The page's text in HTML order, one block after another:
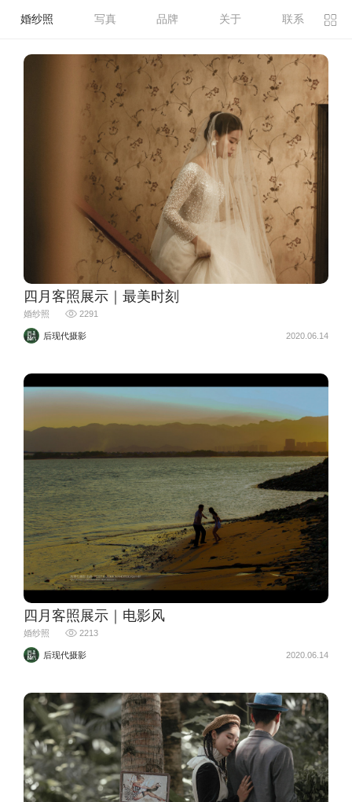
婚纱照 写真 品牌 关于 联系
四月客照展示｜最美时刻
婚纱照 2291
后现代摄影 2020.06.14
四月客照展示｜电影风
婚纱照 2213
后现代摄影 2020.06.14